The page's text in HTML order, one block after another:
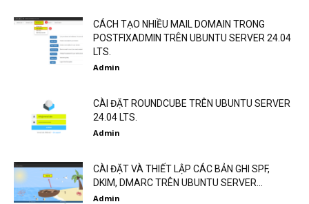
CÁCH TẠO NHIỀU MAIL DOMAIN TRONG
POSTFIXADMIN TRÊN UBUNTU SERVER 24.04
LTS.
Admin
CÀI ĐẶT ROUNDCUBE TRÊN UBUNTU SERVER
24.04 LTS.
Admin
CÀI ĐẶT VÀ THIẾT LẬP CÁC BẢN GHI SPF,
DKIM, DMARC TRÊN UBUNTU SERVER...
Admin